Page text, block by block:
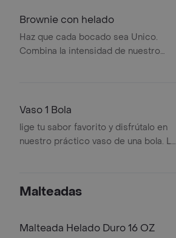
Brownie con helado
Haz que cada bocado sea Unico.
Combina la intensidad de nuestro
Vaso 1 Bola
lige tu sabor favorito y disfrútalo en
nuestro práctico vaso de una bola. La
Malteadas
Malteada Helado Duro 16 OZ